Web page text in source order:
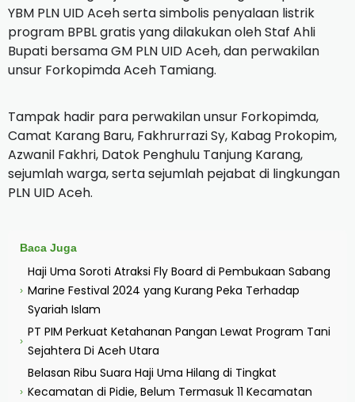
YBM PLN UID Aceh serta simbolis penyalaan listrik
program BPBL gratis yang dilakukan oleh Staf Ahli
Bupati bersama GM PLN UID Aceh, dan perwakilan
unsur Forkopimda Aceh Tamiang.
Tampak hadir para perwakilan unsur Forkopimda,
Camat Karang Baru, Fakhrurrazi Sy, Kabag Prokopim,
Azwanil Fakhri, Datok Penghulu Tanjung Karang,
sejumlah warga, serta sejumlah pejabat di lingkungan
PLN UID Aceh.
Baca Juga
›
Haji Uma Soroti Atraksi Fly Board di Pembukaan Sabang
Marine Festival 2024 yang Kurang Peka Terhadap
Syariah Islam
›
PT PIM Perkuat Ketahanan Pangan Lewat Program Tani
Sejahtera Di Aceh Utara
›
Belasan Ribu Suara Haji Uma Hilang di Tingkat
Kecamatan di Pidie, Belum Termasuk 11 Kecamatan